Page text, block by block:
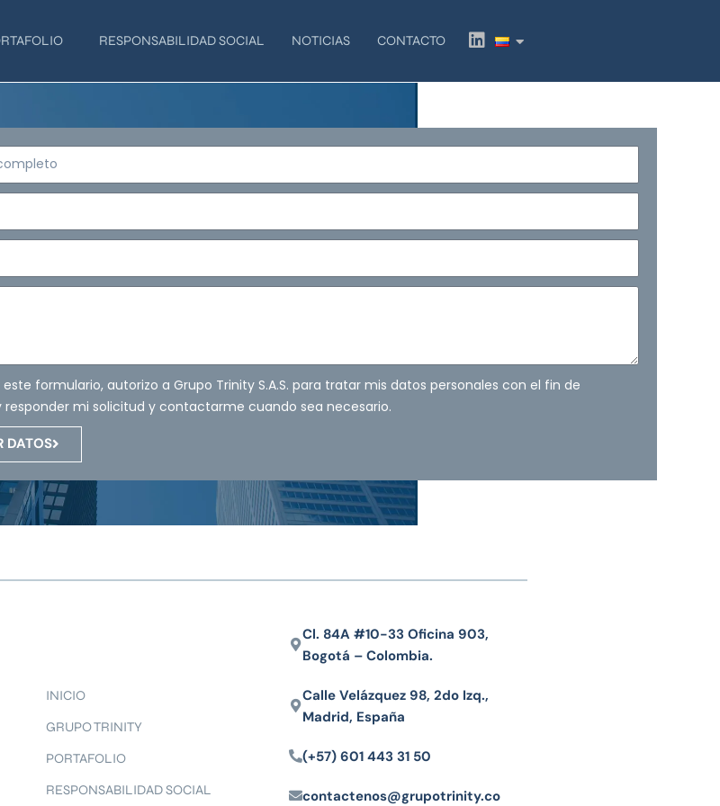
RESPONSABILIDAD SOCIAL NOTICIAS CONTACTO
L
i
k
este formulario, autorizo a Grupo Trinity S.A.S. para tratar mis datos personales con el fin de
responder mi solicitud y contactarme cuando sea necesario.
DATOS
INICIO
GRUPO TRINITY
PORTAFOLIO
RESPONSABILIDAD SOCIAL
Cl. 84A #10-33 Oficina 903,
Bogotá – Colombia.
Calle Velázquez 98, 2do Izq.,
Madrid, España
(+57) 601 443 31 50
contactenos@grupotrinity.co